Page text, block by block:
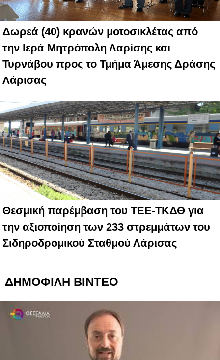
Δωρεά (40) κρανών μοτοσικλέτας από
την Ιερά Μητρόπολη Λαρίσης και
Τυρνάβου προς το Τμήμα Άμεσης Δράσης
Λάρισας
Θεσμική παρέμβαση του ΤΕΕ-ΤΚΔΘ για
την αξιοποίηση των 233 στρεμμάτων του
Σιδηροδρομικού Σταθμού Λάρισας
ΔΗΜΟΦΙΛΗ ΒΙΝΤΕΟ